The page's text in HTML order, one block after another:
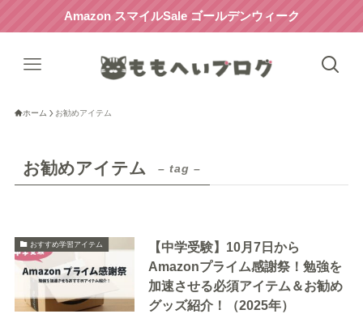
Amazon スマイルSale ゴールデンウィーク
ホーム お勧めアイテム
お勧めアイテム – tag –
おすすめ学習アイテム
【中学受験】10月7日から
Amazonプライム感謝祭！勉強を
加速させる必須アイテム＆お勧め
グッズ紹介！（2025年）